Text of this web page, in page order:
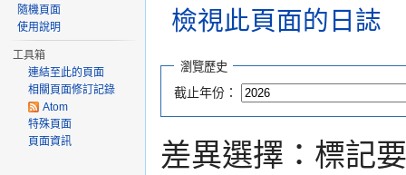
檢視此頁面的日誌
瀏覽歷史
截止年份：
差異選擇：標記
隨機頁面
使用說明
工具箱
連結至此的頁面
相關頁面修訂記錄
Atom
特殊頁面
頁面資訊